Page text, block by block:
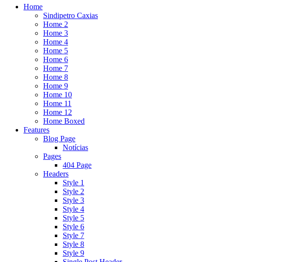
Home
Sindipetro Caxias
Home 2
Home 3
Home 4
Home 5
Home 6
Home 7
Home 8
Home 9
Home 10
Home 11
Home 12
Home Boxed
Features
Blog Page
Notícias
Pages
404 Page
Headers
Style 1
Style 2
Style 3
Style 4
Style 5
Style 6
Style 7
Style 8
Style 9